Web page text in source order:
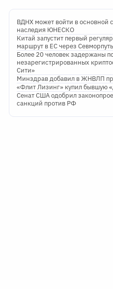
ВДНХ может войти в основной
наследия ЮНЕСКО
Китай запустит первый
маршрут в ЕС через Севморпуть
Более 20 человек задержаны
незарегистрированных
Сити»
Минздрав добавил в ЖНВЛП
«Флит Лизинг» купил бывшую
Сенат США одобрил
санкций против РФ